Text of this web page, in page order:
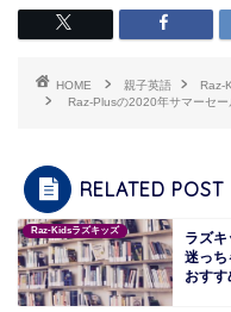
HOME 親子英語
Raz-
Raz-Plusの2020年サマーセ
RELATED POST
Raz-Kidsラズキッズ
ラズ
迷っち
おす